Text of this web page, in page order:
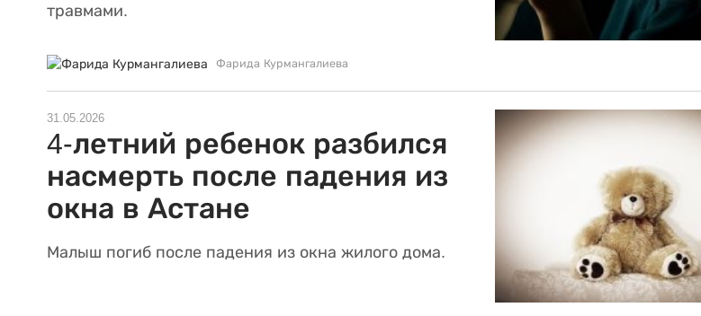
травмами.
Фарида Курмангалиева
31.05.2026
4-летний ребенок разбился
насмерть после падения из
окна в Астане
Малыш погиб после падения из окна жилого дома.